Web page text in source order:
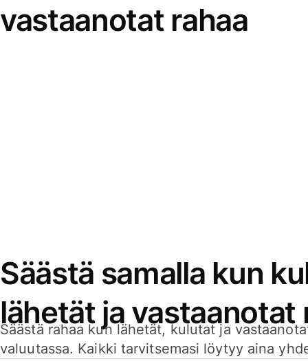
vastaanotat rahaa
Säästä samalla kun
lähetät ja vastaanotat
Säästä rahaa kun lähetät, kulutat ja
valuutassa. Kaikki tarvitsemasi löytyy aina